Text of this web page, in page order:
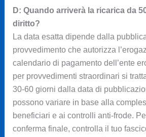
D: Quando arriverà la ricarica da
diritto?
La data esatta dipende dalla
provvedimento che autorizza
calendario di pagamento dell’ente
per provvedimenti straordinari si
30-60 giorni dalla data di
possono variare in base alla
beneficiari e ai controlli anti-frode.
conferma finale, controlla il tuo